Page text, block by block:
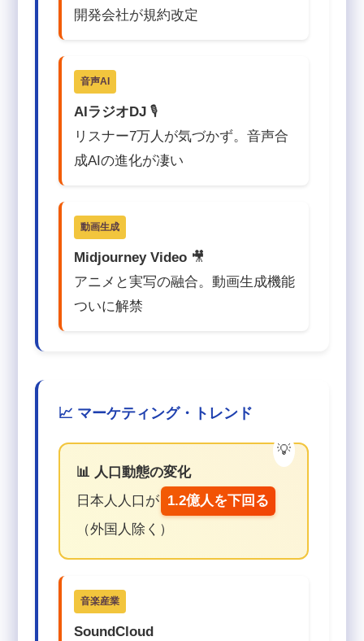
開発会社が規約改定
音声AI
AIラジオDJ 🎙️
リスナー7万人が気づかず。音声合
成AIの進化が凄い
動画生成
Midjourney Video 🎥
アニメと実写の融合。動画生成機能
ついに解禁
📈 マーケティング・トレンド
📊 人口動態の変化
日本人人口が 1.2億人を下回る
（外国人除く）
音楽産業
SoundCloud